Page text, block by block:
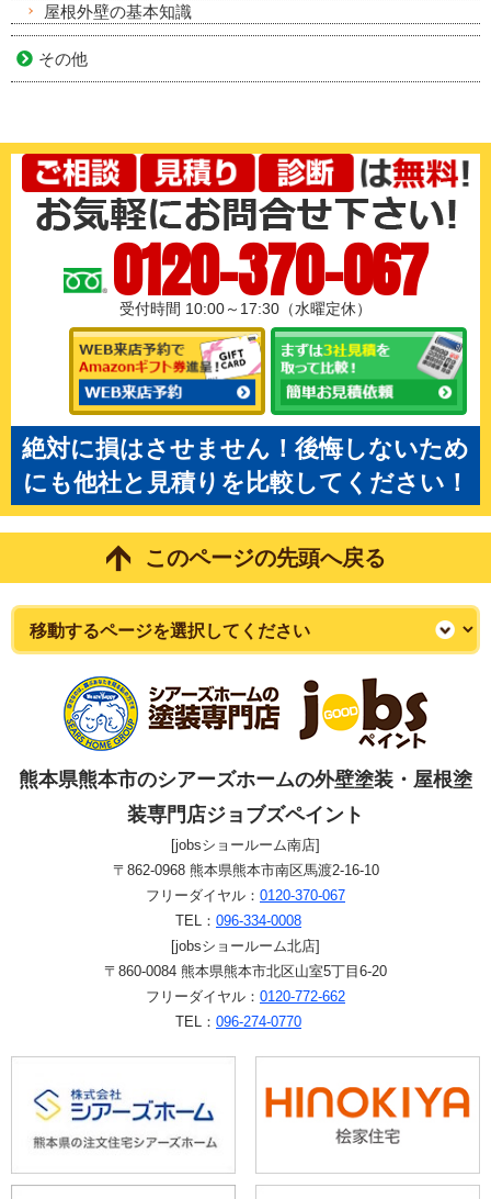
屋根外壁の基本知識
その他
0120-370-067
受付時間 10:00～17:30（水曜定休）
絶対に損はさせません！後悔しないため
にも他社と見積りを比較してください！
このページの先頭へ戻る
熊本県熊本市のシアーズホームの外壁塗装・屋根塗
装専門店ジョブズペイント
[jobsショールーム南店]
〒862-0968 熊本県熊本市南区馬渡2-16-10
フリーダイヤル： 0120-370-067
TEL： 096-334-0008
[jobsショールーム北店]
〒860-0084 熊本県熊本市北区山室5丁目6-20
フリーダイヤル： 0120-772-662
TEL： 096-274-0770